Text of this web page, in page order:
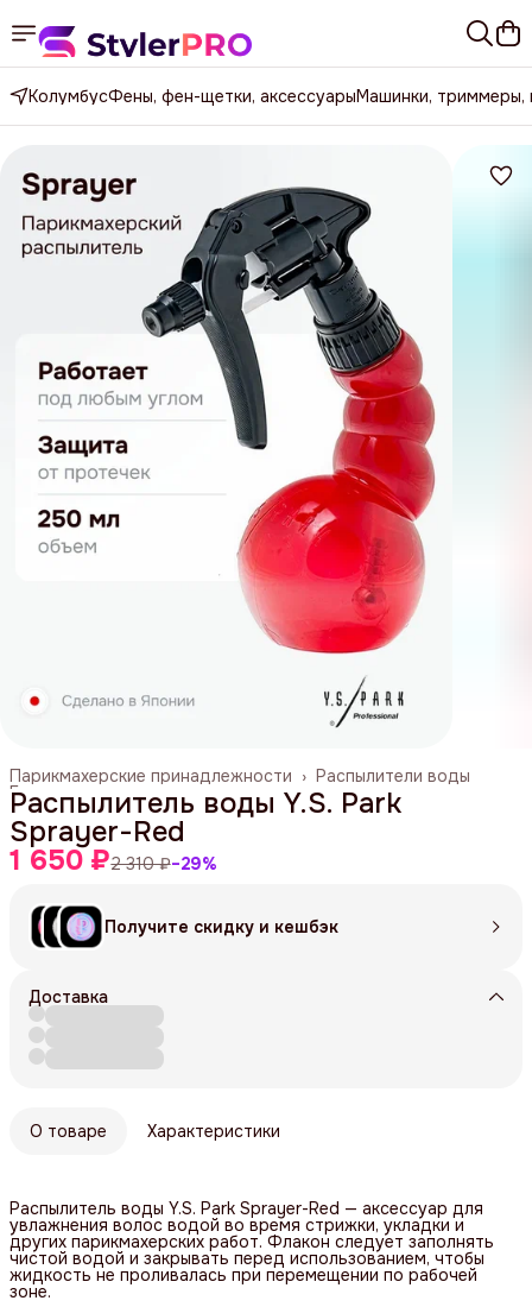
КолумбусФены, фен-щетки, аксессуарыМашинки, триммеры,
Распылители воды
Парикмахерские принадлежности ›
Главная
Распылитель воды Y.S. Park
Sprayer-Red
1 650 ₽2 310 ₽−29%
Получите скидку и кешбэк
Доставка
О товаре Характеристики
Распылитель воды Y.S. Park Sprayer-Red — аксессуар для
увлажнения волос водой во время стрижки, укладки и
других парикмахерских работ. Флакон следует заполнять
чистой водой и закрывать перед использованием, чтобы
жидкость не проливалась при перемещении по рабочей
зоне.